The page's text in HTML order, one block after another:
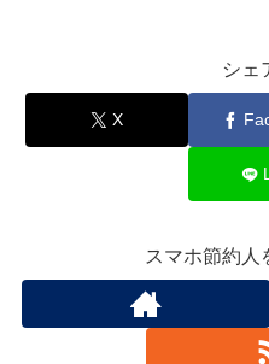
シェ
X
スマホ節約人